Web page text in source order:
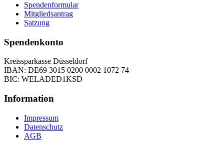
Spendenformular
Mitgliedsantrag
Satzung
Spendenkonto
Kreissparkasse Düsseldorf
IBAN: DE69 3015 0200 0002 1072 74
BIC: WELADED1KSD
Information
Impressum
Datenschutz
AGB